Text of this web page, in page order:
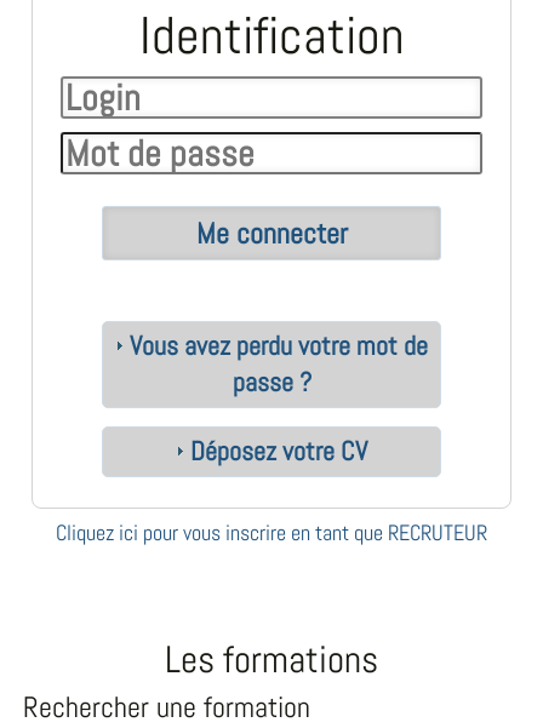
Identification
Vous avez perdu votre mot de
passe ?
Déposez votre CV
Cliquez ici pour vous inscrire en tant que RECRUTEUR
Les formations
Rechercher une formation